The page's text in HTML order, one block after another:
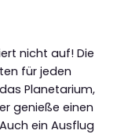
nicht auf! Die
für jeden
Planetarium,
genieße einen
ein Ausflug